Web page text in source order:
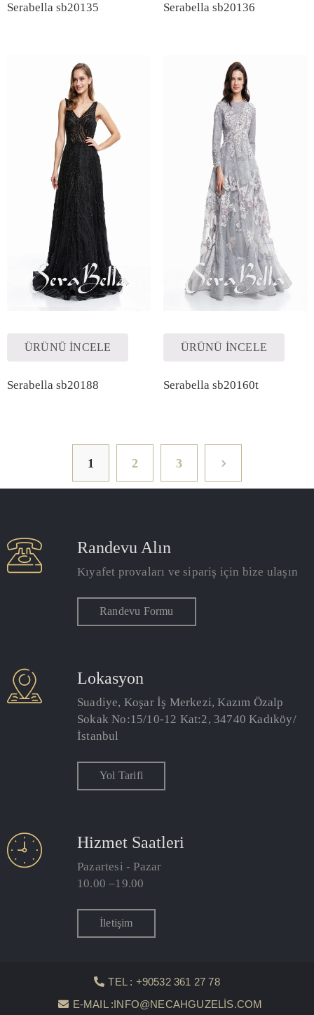
Serabella sb20135 Serabella sb20136
ÜRÜNÜ İNCELE
Serabella sb20188
ÜRÜNÜ İNCELE
Serabella sb20160t
1 2 3
Randevu Alın
Kıyafet provaları ve sipariş için bize ulaşın
Randevu Formu
Lokasyon
Suadiye, Koşar İş Merkezi, Kazım Özalp
Sokak No:15/10-12 Kat:2, 34740 Kadıköy/
İstanbul
Yol Tarifi
Hizmet Saatleri
Pazartesi - Pazar
10.00 –19.00
İletişim
TEL : +90532 361 27 78
E-MAIL :INFO@NECAHGUZELIS.COM